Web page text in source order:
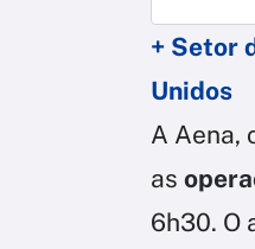
+ Setor
Unidos
A Aena,
as
6h30. O